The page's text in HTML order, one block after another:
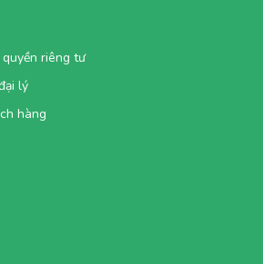
riêng tư
lý
hàng